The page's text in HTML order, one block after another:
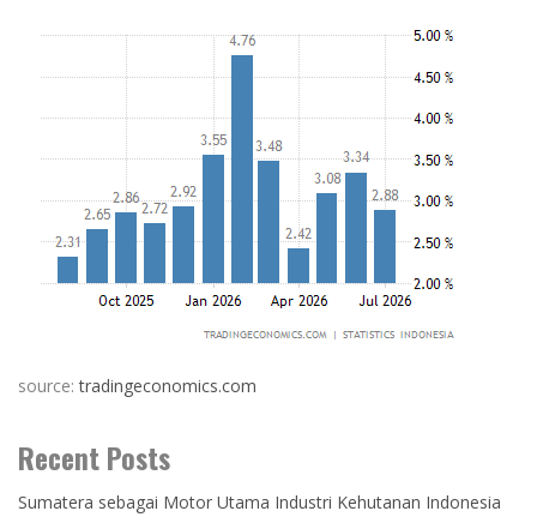
source:tradingeconomics.com
Recent Posts
Sumatera sebagai Motor Utama Industri Kehutanan Indonesia